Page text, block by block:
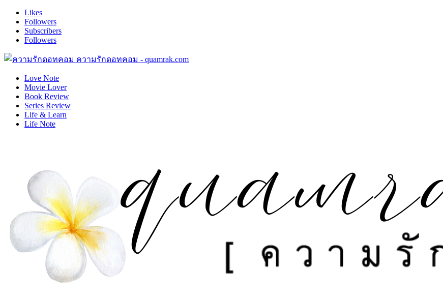
Likes
Followers
Subscribers
Followers
ความรักดอทคอม - quamrak.com
Love Note
Movie Lover
Book Review
Series Review
Life & Learn
Life Note